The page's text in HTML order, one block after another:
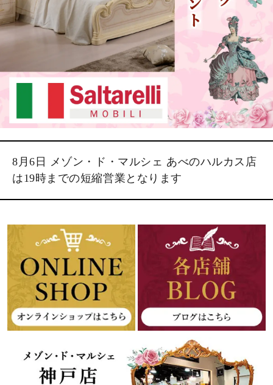
8月6日 メゾン・ド・マルシェ あべのハルカス店
は19時までの短縮営業となります